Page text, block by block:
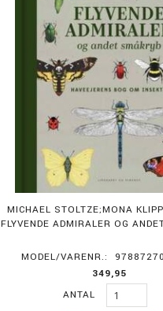
MICHAEL STOLTZE;MONA
FLYVENDE ADMIRALER OG
MODEL/VARENR.:
349,95
ANTAL